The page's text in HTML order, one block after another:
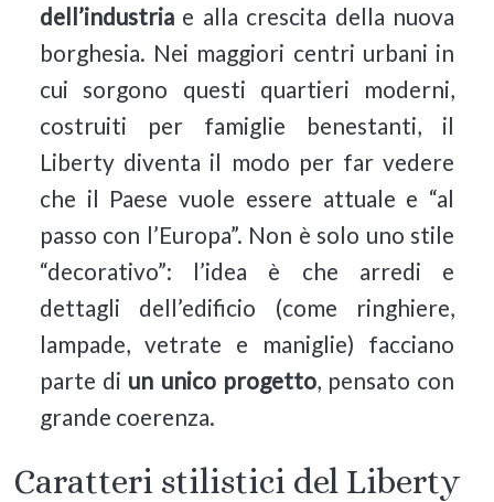
dell’industria e alla crescita della nuova
borghesia. Nei maggiori centri urbani in
cui sorgono questi quartieri moderni,
costruiti per famiglie benestanti, il
Liberty diventa il modo per far vedere
che il Paese vuole essere attuale e “al
passo con l’Europa”. Non è solo uno stile
“decorativo”: l’idea è che arredi e
dettagli dell’edificio (come ringhiere,
lampade, vetrate e maniglie) facciano
parte di un unico progetto, pensato con
grande coerenza.
Caratteri stilistici del Liberty